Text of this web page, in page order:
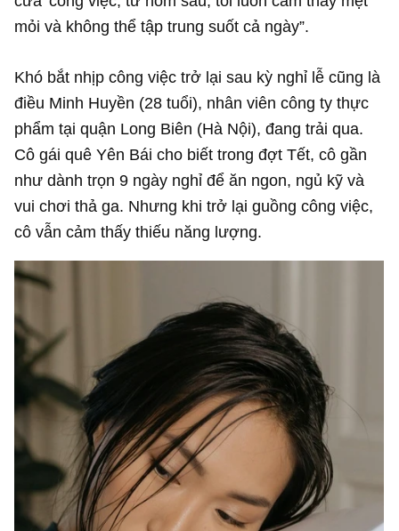
mỏi và không thể tập trung suốt cả ngày”.
Khó bắt nhịp công việc trở lại sau kỳ nghỉ lễ cũng là
điều Minh Huyền (28 tuổi), nhân viên công ty thực
phẩm tại quận Long Biên (Hà Nội), đang trải qua.
Cô gái quê Yên Bái cho biết trong đợt Tết, cô gần
như dành trọn 9 ngày nghỉ để ăn ngon, ngủ kỹ và
vui chơi thả ga. Nhưng khi trở lại guồng công việc,
cô vẫn cảm thấy thiếu năng lượng.